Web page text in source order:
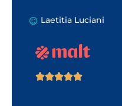
Laetitia Luciani